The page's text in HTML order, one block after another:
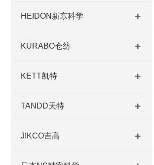
HEIDON新东科学
KURABO仓纺
KETT凯特
TANDD天特
JIKCO吉高